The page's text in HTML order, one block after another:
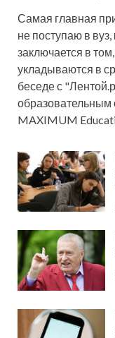
Самая главная
не поступаю в
заключается в
укладываются в
беседе с
MAXIMUM